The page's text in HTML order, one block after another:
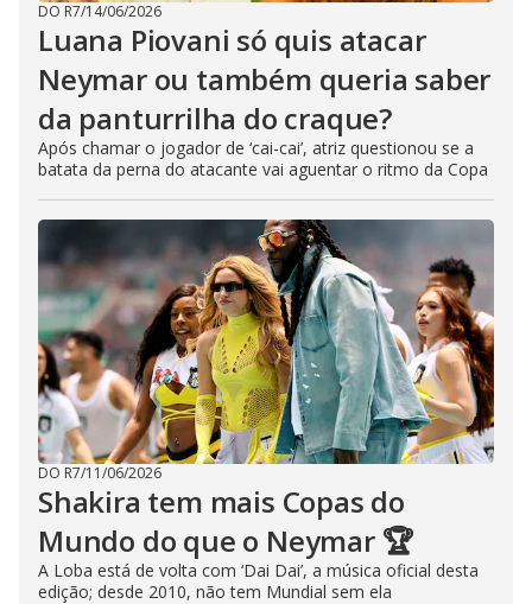
DO R7/14/06/2026
Luana Piovani só quis atacar
Neymar ou também queria saber
da panturrilha do craque?
Após chamar o jogador de ‘cai-cai’, atriz questionou se a
batata da perna do atacante vai aguentar o ritmo da Copa
DO R7/11/06/2026
Shakira tem mais Copas do
Mundo do que o Neymar 🏆
A Loba está de volta com ‘Dai Dai’, a música oficial desta
edição; desde 2010, não tem Mundial sem ela